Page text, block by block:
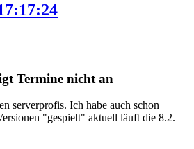
Termine nicht an
serverprofis. Ich habe auch schon
"gespielt" aktuell läuft die 8.2.